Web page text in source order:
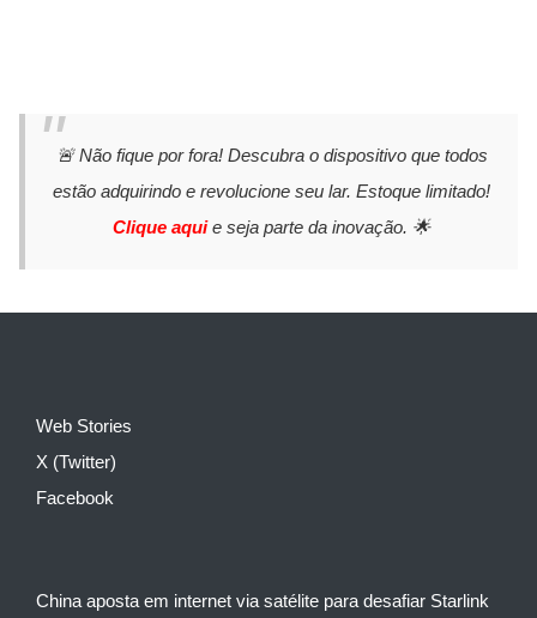
🚨 Não fique por fora! Descubra o dispositivo que todos
estão adquirindo e revolucione seu lar. Estoque limitado!
Clique aquie seja parte da inovação. 🌟
Web Stories
X (Twitter)
Facebook
China aposta em internet via satélite para desafiar Starlink